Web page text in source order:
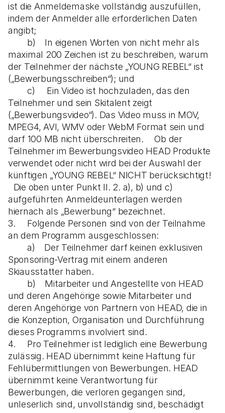
ist die Anmeldemaske vollständig auszufüllen,
indem der Anmelder alle erforderlichen Daten
angibt;
b) In eigenen Worten von nicht mehr als
maximal 200 Zeichen ist zu beschreiben, warum
der Teilnehmer der nächste „YOUNG REBEL“ ist
(„Bewerbungsschreiben“); und
c) Ein Video ist hochzuladen, das den
Teilnehmer und sein Skitalent zeigt
(„Bewerbungsvideo“). Das Video muss in MOV,
MPEG4, AVI, WMV oder WebM Format sein und
darf 100 MB nicht überschreiten. Ob der
Teilnehmer im Bewerbungsvideo HEAD Produkte
verwendet oder nicht wird bei der Auswahl der
künftigen „YOUNG REBEL“ NICHT berücksichtigt!
Die oben unter Punkt II. 2. a), b) und c)
aufgeführten Anmeldeunterlagen werden
hiernach als „Bewerbung“ bezeichnet.
3. Folgende Personen sind von der Teilnahme
an dem Programm ausgeschlossen:
a) Der Teilnehmer darf keinen exklusiven
Sponsoring-Vertrag mit einem anderen
Skiausstatter haben.
b) Mitarbeiter und Angestellte von HEAD
und deren Angehörige sowie Mitarbeiter und
deren Angehörige von Partnern von HEAD, die in
die Konzeption, Organisation und Durchführung
dieses Programms involviert sind.
4. Pro Teilnehmer ist lediglich eine Bewerbung
zulässig. HEAD übernimmt keine Haftung für
Fehlübermittlungen von Bewerbungen. HEAD
übernimmt keine Verantwortung für
Bewerbungen, die verloren gegangen sind,
unleserlich sind, unvollständig sind, beschädigt